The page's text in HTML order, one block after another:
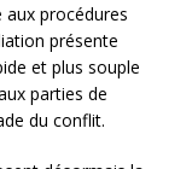
procédures
présente
et plus souple
parties de
du conflit.